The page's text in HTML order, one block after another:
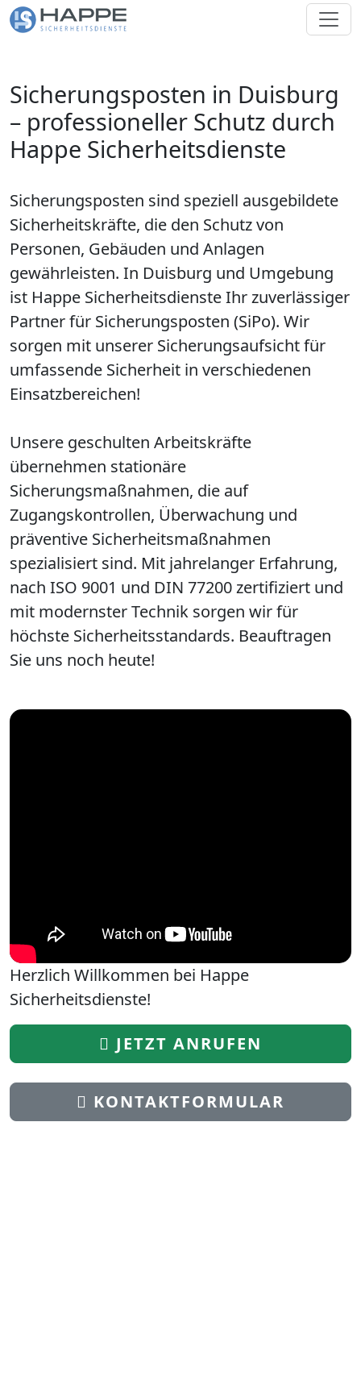
Sicherungsposten in Duisburg
– professioneller Schutz durch
Happe Sicherheitsdienste
Sicherungsposten sind speziell ausgebildete
Sicherheitskräfte, die den Schutz von
Personen, Gebäuden und Anlagen
gewährleisten. In Duisburg und Umgebung
ist Happe Sicherheitsdienste Ihr zuverlässiger
Partner für Sicherungsposten (SiPo). Wir
sorgen mit unserer Sicherungsaufsicht für
umfassende Sicherheit in verschiedenen
Einsatzbereichen!
Unsere geschulten Arbeitskräfte
übernehmen stationäre
Sicherungsmaßnahmen, die auf
Zugangskontrollen, Überwachung und
präventive Sicherheitsmaßnahmen
spezialisiert sind. Mit jahrelanger Erfahrung,
nach ISO 9001 und DIN 77200 zertifiziert und
mit modernster Technik sorgen wir für
höchste Sicherheitsstandards. Beauftragen
Sie uns noch heute!
Herzlich Willkommen bei Happe
Sicherheitsdienste!
JETZT ANRUFEN
KONTAKTFORMULAR